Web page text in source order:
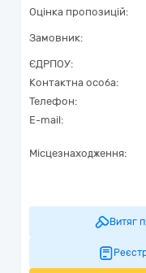
Оцінка пропозицій:
Замовник:
ЄДРПОУ:
Контактна особа:
Телефон:
E-mail:
Місцезнаходження:
Витяг